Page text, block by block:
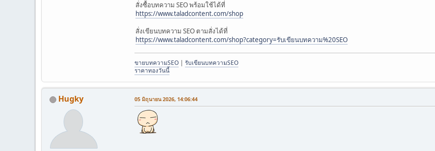
สั่งซื้อบทความ SEO พร้อมใช้ได้ที่
https://www.taladcontent.com/shop
สั่งเขียนบทความ SEO ตามสั่งได้ที่
https://www.taladcontent.com/shop?category=รับเขียนบทความ%20SEO
ขายบทความSEO | รับเขียนบทความSEO
ราคาทองวันนี้
Hugky 05 มิถุนายน 2026, 14:06:44